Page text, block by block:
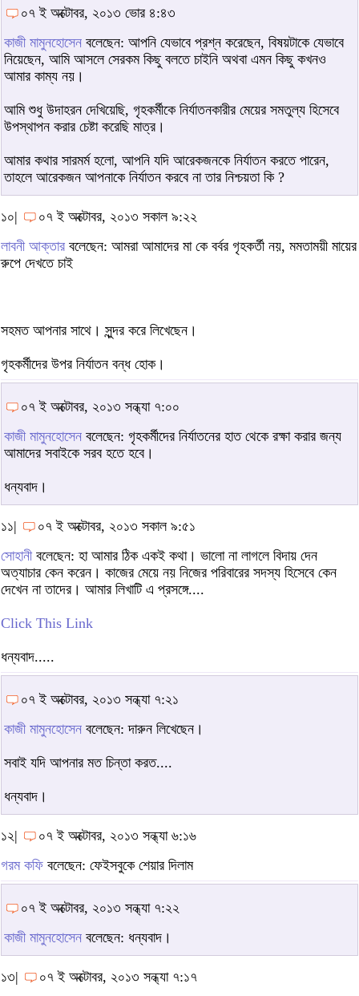
০৭ ই অক্টোবর, ২০১৩ ভোর ৪:৪৩
কাজী মামুনহোসেন বলেছেন: আপনি যেভাবে প্রশ্ন করেছেন, বিষয়টাকে যেভাবে
নিয়েছেন, আমি আসলে সেরকম কিছু বলতে চাইনি অথবা এমন কিছু কখনও
আমার কাম্য নয়।
আমি শুধু উদাহরন দেখিয়েছি, গৃহকর্মীকে নির্যাতনকারীর মেয়ের সমতুল্য হিসেবে
উপস্থাপন করার চেষ্টা করেছি মাত্র।
আমার কথার সারমর্ম হলো, আপনি যদি আরেকজনকে নির্যাতন করতে পারেন,
তাহলে আরেকজন আপনাকে নির্যাতন করবে না তার নিশ্চয়তা কি ?
১০|
০৭ ই অক্টোবর, ২০১৩ সকাল ৯:২২
লাবনী আক্তার বলেছেন: আমরা আমাদের মা কে বর্বর গৃহকর্তী নয়, মমতাময়ী মায়ের
রুপে দেখতে চাই
সহমত আপনার সাথে। সুন্দর করে লিখেছেন।
গৃহকর্মীদের উপর নির্যাতন বন্ধ হোক।
০৭ ই অক্টোবর, ২০১৩ সন্ধ্যা ৭:০০
কাজী মামুনহোসেন বলেছেন: গৃহকর্মীদের নির্যাতনের হাত থেকে রক্ষা করার জন্য
আমাদের সবাইকে সরব হতে হবে।
ধন্যবাদ।
১১|
০৭ ই অক্টোবর, ২০১৩ সকাল ৯:৫১
সোহানীবলেছেন: হা আমার ঠিক একই কথা। ভালো না লাগলে বিদায় দেন
অত্যাচার কেন করেন। কাজের মেয়ে নয় নিজের পরিবারের সদস্য হিসেবে কেন
দেখেন না তাদের। আমার লিখাটি এ প্রসঙ্গে....
Click This Link
ধন্যবাদ.....
০৭ ই অক্টোবর, ২০১৩ সন্ধ্যা ৭:২১
কাজী মামুনহোসেন বলেছেন: দারুন লিখেছেন।
সবাই যদি আপনার মত চিন্তা করত....
ধন্যবাদ।
১২|
০৭ ই অক্টোবর, ২০১৩ সন্ধ্যা ৬:১৬
গরম কফি বলেছেন: ফেইসবুকে শেয়ার দিলাম
০৭ ই অক্টোবর, ২০১৩ সন্ধ্যা ৭:২২
কাজী মামুনহোসেন বলেছেন: ধন্যবাদ।
১৩|
০৭ ই অক্টোবর, ২০১৩ সন্ধ্যা ৭:১৭